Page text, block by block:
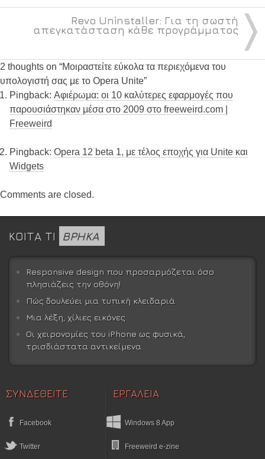
〉
Revo Uninstaller: Για τη σωστή
απεγκατάσταση κάθε προγράμματος
2 thoughts on “Μοιραστείτε εύκολα τα περιεχόμενα του
υπολογιστή σας με το Opera Unite”
Pingback: Αφιέρωμα: οι 10 καλύτερες εφαρμογές που
παρουσιάστηκαν μέσα στο 2009 στο freeweird.com |
Freeweird
Pingback: Opera 12 beta 1, με τέλος εποχής για Unite και
Widgets
Comments are closed.
ΚΟΙΤΑ ΤΙ ΒΡΗΚΑ
Responsive design που προσαρμόζεται όσο
πλησιάζεις την οθόνη!
Πώς δουλεύει μια τυπική κλειδαριά
Μια λέξη, χίλιες εικόνες
Οι χειρονομίες του iPhone ως φυσικά,
τρισδιάστατα αντικείμενα
ΣΥΝΔΕΘΕΙΤΕ
Facebook
Twitter
ΕΡΓΑΛΕΙΑ
Windows 8 App
Freeweird e-zine